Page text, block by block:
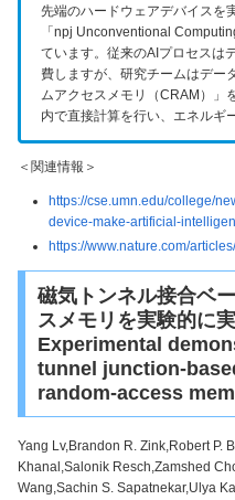
先端のハードウェアデバイスを
「npj Unconventional
ています。従来のAIプロセスは
費しますが、研究チームはデー
ムアクセスメモリ（CRAM）」
内で直接計算を行い、エネルギ
＜関連情報＞
https://cse.umn.edu/college/
device-make-artificial-
https://www.nature.com/
磁気トンネル接合ベ
スメモリを実験的に
Experimental
tunnel junction-
random-access
Yang Lv,Brandon R. Zink,Robert P.
Khanal,Salonik Resch,Zamshed
Wang,Sachin S. Sapatnekar,Ulya